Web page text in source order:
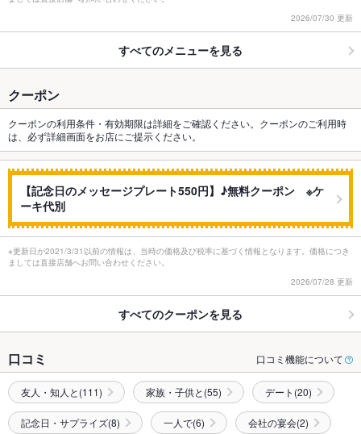
2026/07/30 更新
すべてのメニューを見る
クーポン
クーポンの利用条件・有効期限は詳細をご確認ください。クーポンのご利用時
は、必ず詳細画面をお店にご提示ください。
【記念日のメッセージプレート550円】♪無料クーポン ※ケ
ーキ代別
※更新日が2021/3/31以前の情報は、当時の価格及び税率に基づく情報となります。価格につき
ましては直接店舗へお問い合わせください。
2026/07/28 更新
すべてのクーポンを見る
口コミ 口コミ機能について
友人・知人と(111) 家族・子供と(55) デート(20)
記念日・サプライズ(8) 一人で(6) 会社の宴会(2)